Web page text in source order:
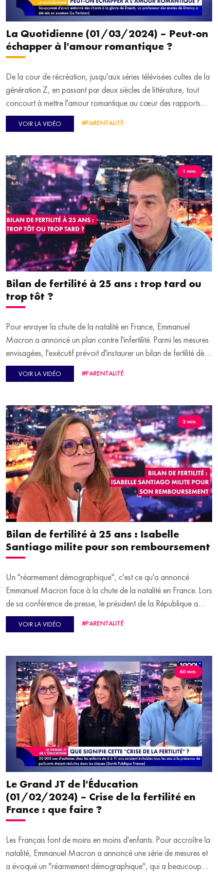
La Quotidienne (01/03/2024) – Peut-on
échapper à l'amour romantique ?
De la cour de récréation, jusqu'aux séries télévisées cultes de la
génération Z, en passant par deux siècles de littérature, tout
concourt à mettre l'amour romantique au cœur des rapports
humains. Peut-on y échapper ? C'est en tout cas la question que
se pose notre invitée. Pour en parler, Emmanuel Davidenkoff
du livre "Post-romantique : comment moins de romance pourrait
sauver l'amour (et la société)".
Le squelette presque entier d’un titanosaure vient d'être
découvert à Béziers (Hérault). Cécile Fournier sort son
"Antisèche" pour en dire plus.
Dans son "Heure de la récré", Cécile célèbre la fête des
grands-mères, qui aura lieu dimanche 3 mars.
En fin d'émission, on pousse les portes de la "Librairie" pour
retrouver Célie Lutton. Notre libraire a sélectionné des livres
jeunesse, pour bien démarrer le week-end.
VOIR LA VIDÉO #PARENTALITÉ
1 min.
Bilan de fertilité à 25 ans : trop tard ou
trop tôt ?
Pour enrayer la chute de la natalité en France, Emmanuel
Macron a annoncé un plan contre l'infertilité. Parmi les mesures
envisagées, l'exécutif prévoit d'instaurer un bilan de fertilité dès
l'âge de 25 ans. "Ce n'est pas trop tôt", explique Daniel
Vaiman, directeur de recherche à l'INSERM, car cela permet
résultat, il existe des solutions adaptées pour permettre aux
femmes d'avoir un enfant, si elles le souhaitent.
VOIR LA VIDÉO #PARENTALITÉ
2 min.
Bilan de fertilité à 25 ans : Isabelle
Santiago milite pour son remboursement
Un "réarmement démographique", c'est ce qu'a annoncé
Emmanuel Macron face à la chute de la natalité en France. Lors
de sa conférence de presse, le président de la République a
également indiqué vouloir lancer un plan de lutte contre
l'infertilité. L'Élysée souhaite instaurer un bilan de fertilité à 25
pris en charge à 100% par la Sécurité sociale. Une mesure que
la députée PS Isabelle Santiago approuve. Selon elle, ce test
permet d'"éviter tout un parcours parfois long" pour concevoir
un enfant. Actuellement, ce bilan n'est pas intégralement
remboursé et s'élève à 350 euros en moyenne.
VOIR LA VIDÉO #PARENTALITÉ
60 min.
Le Grand JT de l'Éducation
(01/02/2024) – Crise de la fertilité en
France : que faire ?
Les Français font de moins en moins d'enfants. Pour accroître la
natalité, Emmanuel Macron a annoncé une série de mesures et
a évoqué un "réarmement démographique", qui a beaucoup